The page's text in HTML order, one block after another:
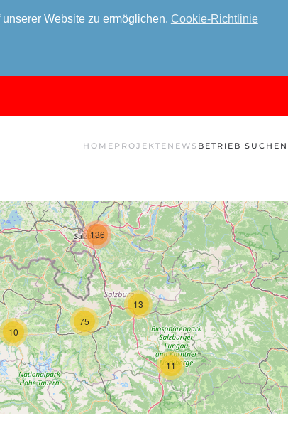
Website zu ermöglichen. Cookie-Richtlinie
HOME PROJEKTE NEWS BETRIEB SUCHEN
10
11
13
75
136